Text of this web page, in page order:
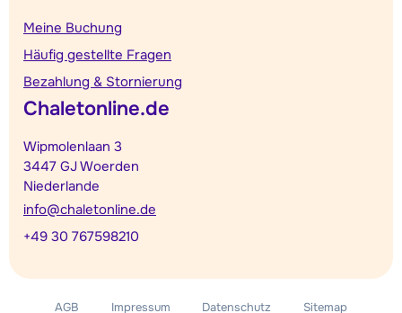
Meine Buchung
Häufig gestellte Fragen
Bezahlung & Stornierung
Chaletonline.de
Wipmolenlaan 3
3447 GJ Woerden
Niederlande
info@chaletonline.de
+49 30 767598210
AGB Impressum Datenschutz Sitemap